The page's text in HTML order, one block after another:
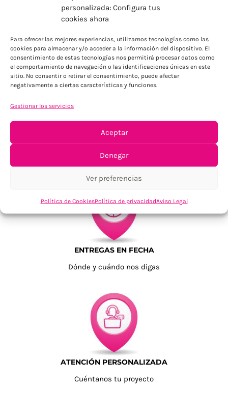
personalizada: Configura tus
cookies ahora
Para ofrecer las mejores experiencias, utilizamos tecnologías como las
cookies para almacenar y/o acceder a la información del dispositivo. El
consentimiento de estas tecnologías nos permitirá procesar datos como
el comportamiento de navegación o las identificaciones únicas en este
sitio. No consentir o retirar el consentimiento, puede afectar
negativamente a ciertas características y funciones.
Gestionar los servicios
Aceptar
Denegar
Ver preferencias
Política de CookiesPolítica de privacidadAviso Legal
Para Península, resto consultar
TU SATISFACCIÓN = LA NUESTRA
Tu confianza, nuestro objetivo
ENTREGAS EN FECHA
Dónde y cuándo nos digas
ATENCIÓN PERSONALIZADA
Cuéntanos tu proyecto